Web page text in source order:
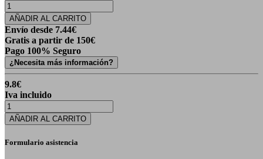
AÑADIR AL CARRITO
Envío desde 7.44€
Gratis a partir de 150€
Pago 100% Seguro
¿Necesita más información?
9.8€
Iva incluido
AÑADIR AL CARRITO
Formulario asistencia